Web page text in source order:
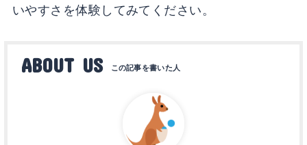
いやすさを体験してみてください。
ABOUT US